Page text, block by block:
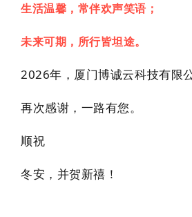
生活温馨，常伴欢声笑语；
未来可期，所行皆坦途。
2026年，厦门博诚云科技有限
再次感谢，一路有您。
顺祝
冬安，并贺新禧！